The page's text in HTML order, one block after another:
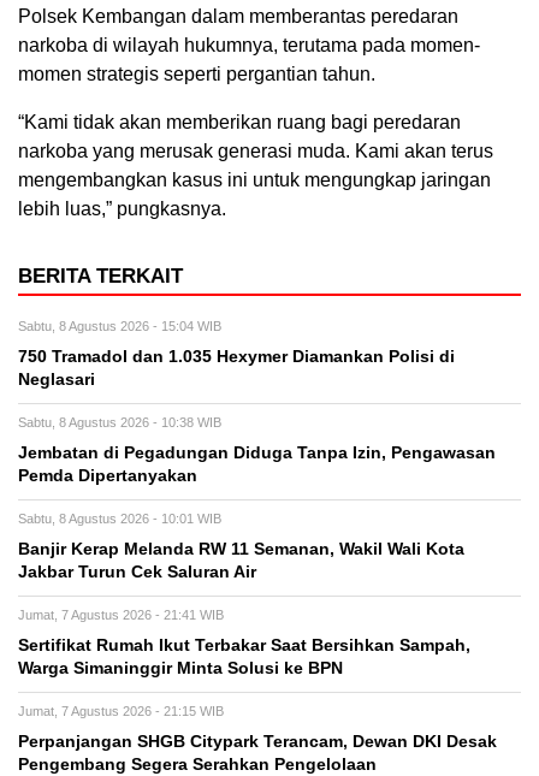
Polsek Kembangan dalam memberantas peredaran
narkoba di wilayah hukumnya, terutama pada momen-
momen strategis seperti pergantian tahun.
“Kami tidak akan memberikan ruang bagi peredaran
narkoba yang merusak generasi muda. Kami akan terus
mengembangkan kasus ini untuk mengungkap jaringan
lebih luas,” pungkasnya.
BERITA TERKAIT
Sabtu, 8 Agustus 2026 - 15:04 WIB
750 Tramadol dan 1.035 Hexymer Diamankan Polisi di
Neglasari
Sabtu, 8 Agustus 2026 - 10:38 WIB
Jembatan di Pegadungan Diduga Tanpa Izin, Pengawasan
Pemda Dipertanyakan
Sabtu, 8 Agustus 2026 - 10:01 WIB
Banjir Kerap Melanda RW 11 Semanan, Wakil Wali Kota
Jakbar Turun Cek Saluran Air
Jumat, 7 Agustus 2026 - 21:41 WIB
Sertifikat Rumah Ikut Terbakar Saat Bersihkan Sampah,
Warga Simaninggir Minta Solusi ke BPN
Jumat, 7 Agustus 2026 - 21:15 WIB
Perpanjangan SHGB Citypark Terancam, Dewan DKI Desak
Pengembang Segera Serahkan Pengelolaan